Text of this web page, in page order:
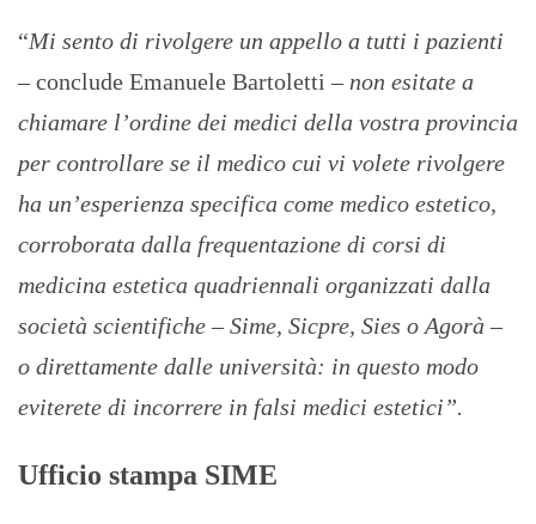
“Mi sento di rivolgere un appello a tutti i pazienti
– conclude Emanuele Bartoletti –non esitate a
chiamare l’ordine dei medici della vostra provincia
per controllare se il medico cui vi volete rivolgere
ha un’esperienza specifica come medico estetico,
corroborata dalla frequentazione di corsi di
medicina estetica quadriennali organizzati dalla
società scientifiche – Sime, Sicpre, Sies o Agorà –
o direttamente dalle università: in questo modo
eviterete di incorrere in falsi medici estetici”.
Ufficio stampa SIME